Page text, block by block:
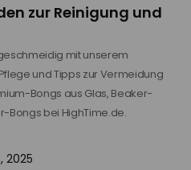
zur Reinigung und
mit unserem
und Tipps zur Vermeidung
Bongs aus Glas, Beaker-
Bongs bei HighTime.de.
2025